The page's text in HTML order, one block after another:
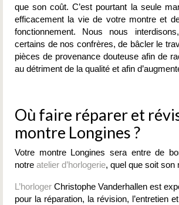
que son coût. C’est pourtant la seule
efficacement la vie de votre montre et
fonctionnement. Nous nous
certains de nos confrères, de bâcler le
pièces de provenance douteuse afin de
au détriment de la qualité et afin
Où faire réparer et
montre Longines ?
Votre montre Longines sera entre de
notre atelier d’horlogerie, quel que soit son
L’horloger Christophe Vanderhallen est
pour la réparation, la révision, l’entretien